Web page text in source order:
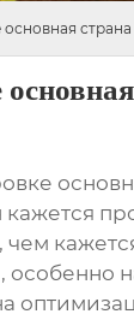
кажется
чем
особенно